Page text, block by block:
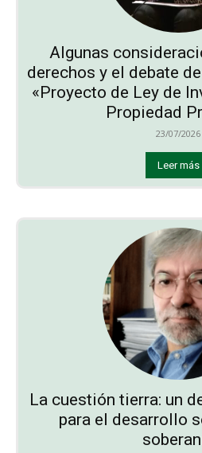
Algunas
derechos y el debate
«Proyecto de Ley de
Propiedad
23/07/2026
Leer más
La cuestión tierra: un
para el desarrollo